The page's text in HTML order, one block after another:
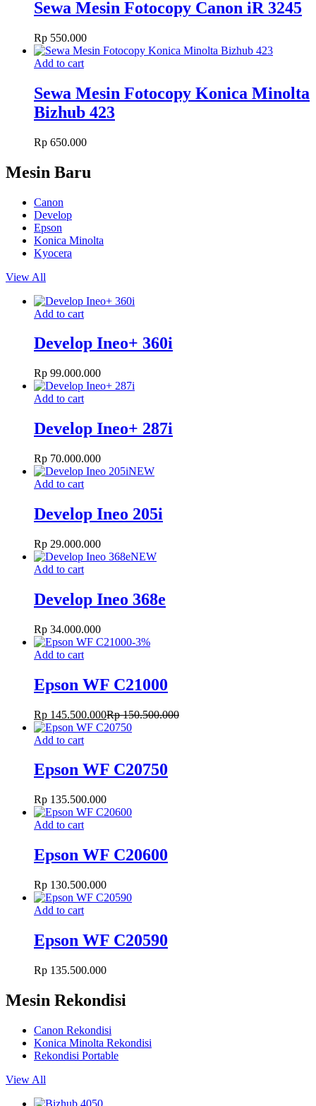
Sewa Mesin Fotocopy Canon iR 3245
Rp 550.000
Add to cart
Sewa Mesin Fotocopy Konica Minolta
Bizhub 423
Rp 650.000
Mesin Baru
Canon
Develop
Epson
Konica Minolta
Kyocera
View All
Add to cart
Develop Ineo+ 360i
Rp 99.000.000
Add to cart
Develop Ineo+ 287i
Rp 70.000.000
NEW
Add to cart
Develop Ineo 205i
Rp 29.000.000
NEW
Add to cart
Develop Ineo 368e
Rp 34.000.000
-3%
Add to cart
Epson WF C21000
Rp 145.500.000Rp150.500.000
Add to cart
Epson WF C20750
Rp 135.500.000
Add to cart
Epson WF C20600
Rp 130.500.000
Add to cart
Epson WF C20590
Rp 135.500.000
Mesin Rekondisi
Canon Rekondisi
Konica Minolta Rekondisi
Rekondisi Portable
View All